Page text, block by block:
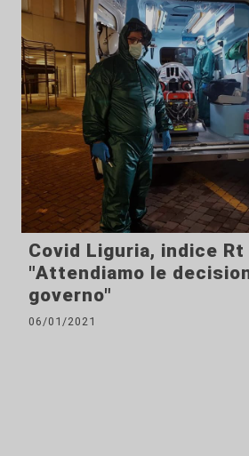
Covid Liguria, indice
"Attendiamo le
governo"
06/01/2021